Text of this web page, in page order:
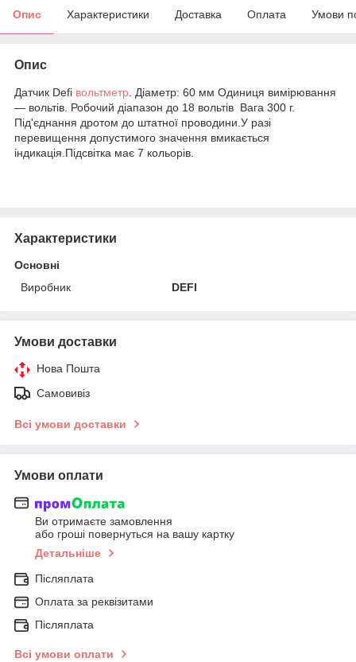
Опис Характеристики Доставка Оплата Умови
Опис
Датчик Defi вольтметр . Діаметр: 60 мм Одиниця вимірювання
— вольтів. Робочий діапазон до 18 вольтів Вага 300 г.
Під'єднання дротом до штатної проводини.У разі
перевищення допустимого значення вмикається
індикація.Підсвітка має 7 кольорів.
Характеристики
Основні
Виробник
DEFI
Умови доставки
Нова Пошта
Самовивіз
Всі умови доставки
Умови оплати
Ви отримаєте замовлення
або гроші повернуться на вашу картку
Детальніше
Післяплата
Оплата за реквізитами
Післяплата
Всі умови оплати